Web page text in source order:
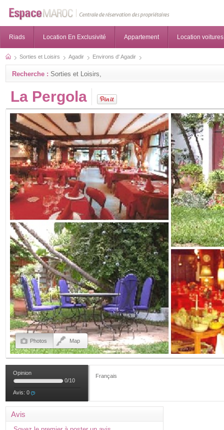
Riads Location En Exclusivité Appartement Location voitures
Sorties et Loisirs Agadir Environs d' Agadir
Recherche : Sorties et Loisirs,
La Pergola
Photos Map
Opinion
0/10
Avis: 0
Français
Avis